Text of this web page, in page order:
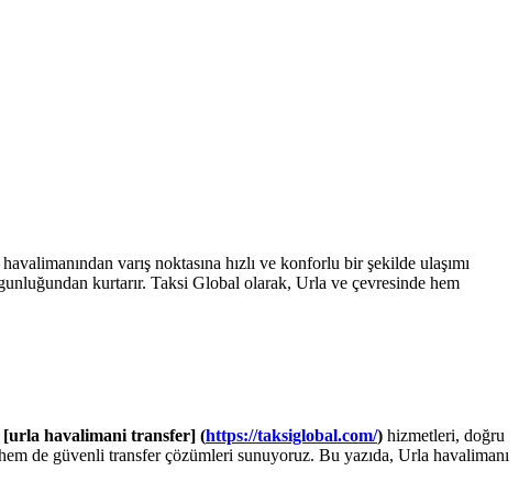
varış noktasına hızlı ve konforlu bir şekilde ulaşımı
kurtarır. Taksi Global olarak, Urla ve çevresinde hem
[urla havalimani transfer] (https://taksiglobal.com/) hizmetleri, doğru
de güvenli transfer çözümleri sunuyoruz. Bu yazıda, Urla havalimanı